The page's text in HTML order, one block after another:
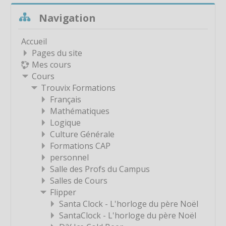
Étiquette
Étiquette
Étiquette
Étiquette
Étiquette
Étiquette
Étiquette
Étiquette
Étiquette
Étiquette
Étiquette
Étiquette
Étiquette
Étiquette
o
Navigation
Accueil
Pages du site
Mes cours
Cours
Trouvix Formations
Français
Mathématiques
Logique
Culture Générale
Formations CAP
personnel
Salle des Profs du Campus
Salles de Cours
Flipper
Santa Clock - L'horloge du père Noël
SantaClock - L'horloge du père Noël